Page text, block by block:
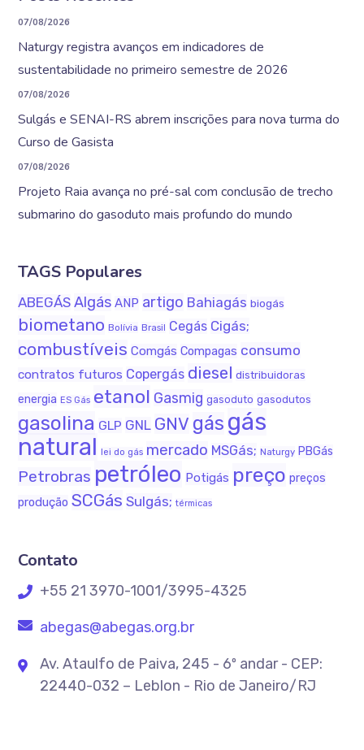
07/08/2026
Naturgy registra avanços em indicadores de
sustentabilidade no primeiro semestre de 2026
07/08/2026
Sulgás e SENAI-RS abrem inscrições para nova turma do
Curso de Gasista
07/08/2026
Projeto Raia avança no pré-sal com conclusão de trecho
submarino do gasoduto mais profundo do mundo
TAGS Populares
ABEGÁS Algás ANP artigo Bahiagás biogás
biometano Bolívia Brasil Cegás Cigás;
combustíveis Comgás Compagas consumo
contratos futuros Copergás diesel distribuidoras
energia ES Gás etanol Gasmig gasoduto gasodutos
gasolina GLP GNL GNV gás gás
natural lei do gás mercado MSGás; Naturgy PBGás
Petrobras petróleo Potigás preço preços
produção SCGás Sulgás; térmicas
Contato
+55 21 3970-1001/3995-4325
abegas@abegas.org.br
Av. Ataulfo de Paiva, 245 - 6º andar - CEP:
22440-032 – Leblon - Rio de Janeiro/RJ